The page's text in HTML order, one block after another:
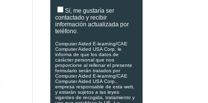
Sí, me gustaría ser
contactado y recibir
información actualizada por
teléfono.
Computer Aided E-learning/CAE
Computer Aided USA Corp. le
informa de que los datos de
carácter personal que nos
proporcione al rellenar el presente
formulario serán tratados por
Computer Aided E-learning/CAE
Computer Aided USA Corp.,
empresa responsable de esta web,
y estarán sujetos a las leyes
vigentes de recogida, tratamiento y